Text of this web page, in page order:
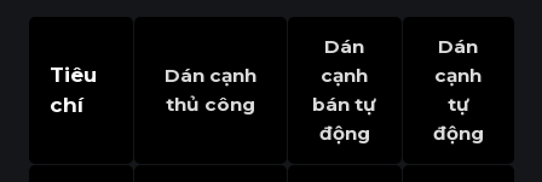
Tiêu
chí
Dán cạnh
thủ công
Dán
cạnh
bán tự
động
Dán
cạnh
tự
động